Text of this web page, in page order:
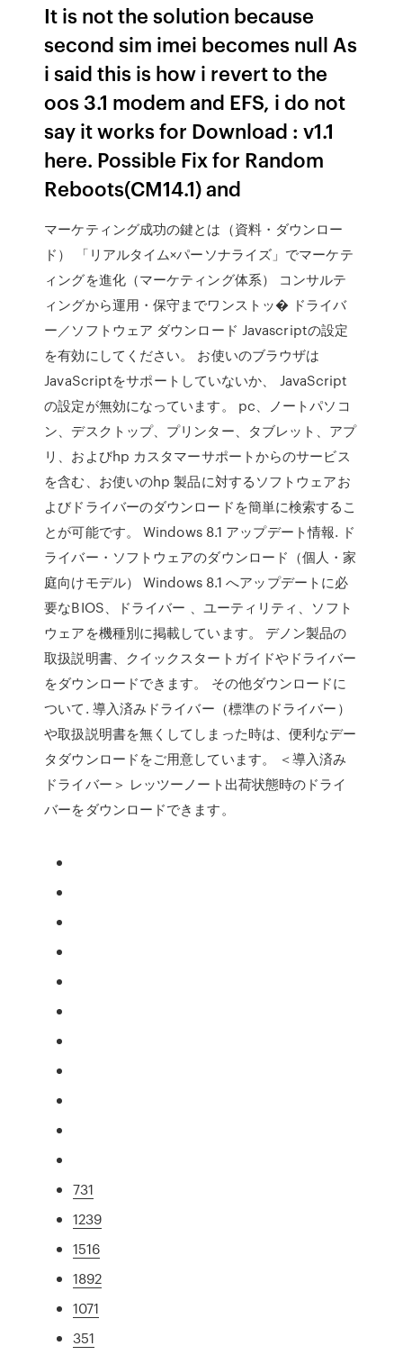
It is not the solution because
second sim imei becomes null As
i said this is how i revert to the
oos 3.1 modem and EFS, i do not
say it works for Download : v1.1
here. Possible Fix for Random
Reboots(CM14.1) and
マーケティング成功の鍵とは（資料・ダウンロー
ド） 「リアルタイム×パーソナライズ」でマーケテ
ィングを進化（マーケティング体系） コンサルテ
ィングから運用・保守までワンストッ� ドライバ
ー／ソフトウェア ダウンロード Javascriptの設定
を有効にしてください。 お使いのブラウザは
JavaScriptをサポートしていないか、 JavaScript
の設定が無効になっています。 pc、ノートパソコ
ン、デスクトップ、プリンター、タブレット、アプ
リ、およびhp カスタマーサポートからのサービス
を含む、お使いのhp 製品に対するソフトウェアお
よびドライバーのダウンロードを簡単に検索するこ
とが可能です。 Windows 8.1 アップデート情報. ド
ライバー・ソフトウェアのダウンロード（個人・家
庭向けモデル） Windows 8.1 へアップデートに必
要なBIOS、ドライバー 、ユーティリティ、ソフト
ウェアを機種別に掲載しています。 デノン製品の
取扱説明書、クイックスタートガイドやドライバー
をダウンロードできます。 その他ダウンロードに
ついて. 導入済みドライバー（標準のドライバー）
や取扱説明書を無くしてしまった時は、便利なデー
タダウンロードをご用意しています。 ＜導入済み
ドライバー＞ レッツーノート出荷状態時のドライ
バーをダウンロードできます。
731
1239
1516
1892
1071
351